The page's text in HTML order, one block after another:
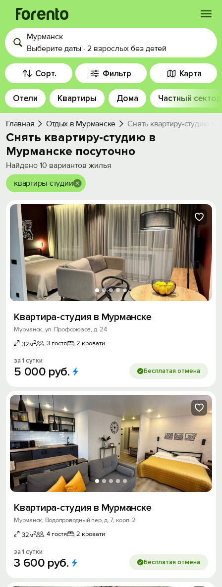
Войти
Избранное
История просмотра
Добавить свой объект
Мурманск
Выберите даты · 2 взрослых без детей
Сорт. Фильтр Карта
Отели Квартиры Дома Частный сектор
Главная Отдых в Мурманске Снять квартиру-студию в
Снять квартиру-студию в
Мурманске посуточно
Найдено 10 вариантов жилья
квартиры-студии
Квартира-студия в Мурманске
Мурманск, ул. Профсоюзов, д. 24
32м2 3 гостя 2 кровати
за 1 сутки
5 000 руб. Бесплатая отмена
Квартира-студия в Мурманске
Мурманск, Водопроводный пер, д. 7, корп. 2
32м2 4 гостя 2 кровати
за 1 сутки
3 600 руб. Бесплатая отмена